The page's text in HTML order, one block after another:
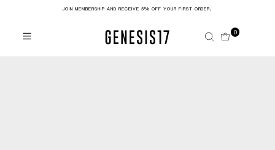
JOIN MEMBERSHIP AND RECEIVE 5% OFF YOUR FIRST ORDER,
0